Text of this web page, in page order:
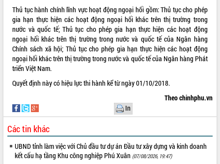
VIDEO
Thủ tục hành chính lĩnh vực hoạt động ngoại hối gồm: Thủ tục cho phép
gia hạn thực hiện các hoạt động ngoại hối khác trên thị trường trong
nước và quốc tế; Thủ tục cho phép gia hạn thực hiện các hoạt động
ngoại hối khác trên thị trường trong nước và quốc tế của Ngân hàng
Chính sách xã hội; Thủ tục cho phép gia hạn thực hiện các hoạt động
ngoại hối khác trên thị trường trong nước và quốc tế của Ngân hàng Phát
triển Việt Nam.
Quyết định này có hiệu lực thi hành kể từ ngày 01/10/2018.
Theo chinhphu.vn
In
Các tin khác
UBND tỉnh làm việc với Chủ đầu tư dự án Đầu tư xây dựng và kinh doanh
kết cấu hạ tầng Khu công nghiệp Phú Xuân (07/08/2026, 19:47)